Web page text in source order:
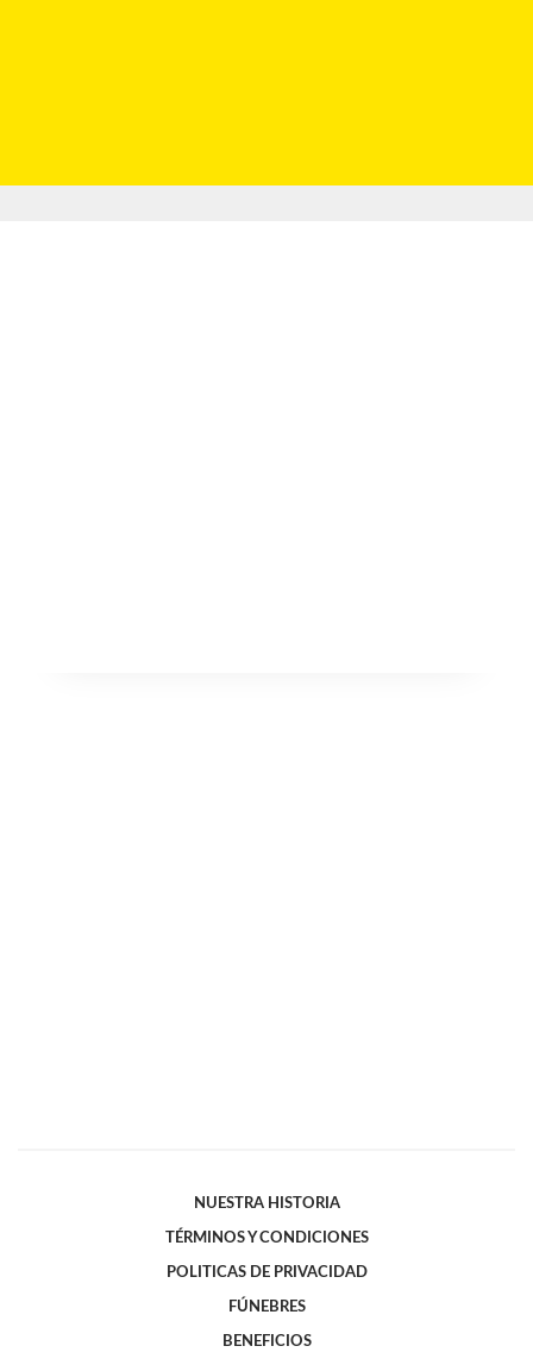
NUESTRA HISTORIA
TÉRMINOS Y CONDICIONES
POLITICAS DE PRIVACIDAD
FÚNEBRES
BENEFICIOS